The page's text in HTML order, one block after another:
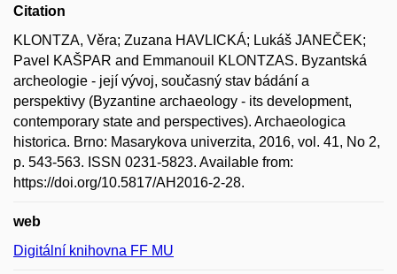
Citation
KLONTZA, Věra; Zuzana HAVLICKÁ; Lukáš JANEČEK;
Pavel KAŠPAR and Emmanouil KLONTZAS. Byzantská
archeologie - její vývoj, současný stav bádání a
perspektivy (Byzantine archaeology - its development,
contemporary state and perspectives). Archaeologica
historica. Brno: Masarykova univerzita, 2016, vol. 41, No 2,
p. 543-563. ISSN 0231-5823. Available from:
https://doi.org/10.5817/AH2016-2-28.
web
Digitální knihovna FF MU